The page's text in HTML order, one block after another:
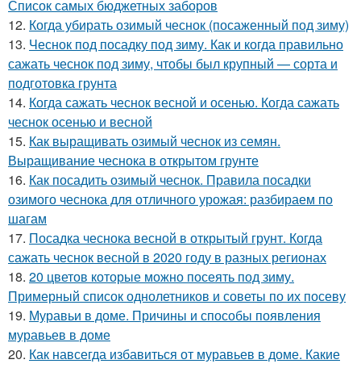
Список самых бюджетных заборов
12. Когда убирать озимый чеснок (посаженный под зиму)
13. Чеснок под посадку под зиму. Как и когда правильно
сажать чеснок под зиму, чтобы был крупный — сорта и
подготовка грунта
14. Когда сажать чеснок весной и осенью. Когда сажать
чеснок осенью и весной
15. Как выращивать озимый чеснок из семян.
Выращивание чеснока в открытом грунте
16. Как посадить озимый чеснок. Правила посадки
озимого чеснока для отличного урожая: разбираем по
шагам
17. Посадка чеснока весной в открытый грунт. Когда
сажать чеснок весной в 2020 году в разных регионах
18. 20 цветов которые можно посеять под зиму.
Примерный список однолетников и советы по их посеву
19. Муравьи в доме. Причины и способы появления
муравьев в доме
20. Как навсегда избавиться от муравьев в доме. Какие